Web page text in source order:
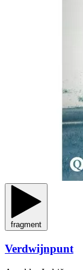
fragment
Verdwijnpunt